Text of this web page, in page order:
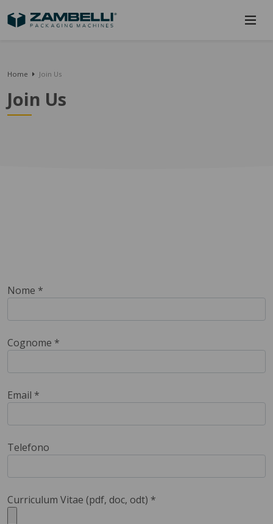
Home Join Us
Join Us
Nome *
Cognome *
Email *
Telefono
Curriculum Vitae (pdf, doc, odt) *